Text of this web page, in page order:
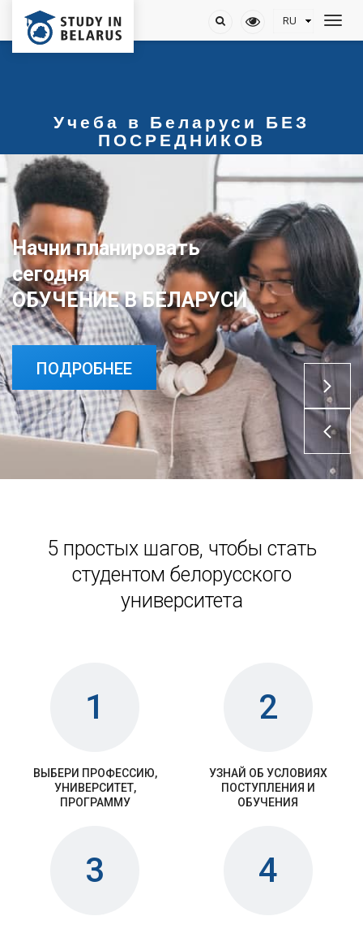
Учеба в Беларуси БЕЗ
ПОСРЕДНИКОВ
Начни планировать
сегодня
ОБУЧЕНИЕ В БЕЛАРУСИ
ПОДРОБНЕЕ
5 простых шагов, чтобы стать
студентом белорусского
университета
1
ВЫБЕРИ ПРОФЕССИЮ,
УНИВЕРСИТЕТ,
ПРОГРАММУ
2
УЗНАЙ ОБ УСЛОВИЯХ
ПОСТУПЛЕНИЯ И
ОБУЧЕНИЯ
3 4